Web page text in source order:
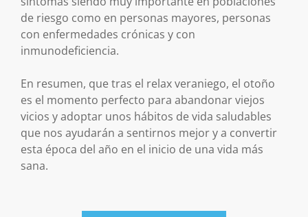
de riesgo como en personas mayores, personas
con enfermedades crónicas y con
inmunodeficiencia.
En resumen, que tras el relax veraniego, el otoño
es el momento perfecto para abandonar viejos
vicios y adoptar unos hábitos de vida saludables
que nos ayudarán a sentirnos mejor y a convertir
esta época del año en el inicio de una vida más
sana.